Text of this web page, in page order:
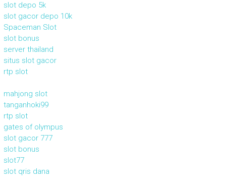
slot depo 5k
slot gacor depo 10k
Spaceman Slot
slot bonus
server thailand
situs slot gacor
rtp slot
mahjong slot
tanganhoki99
rtp slot
gates of olympus
slot gacor 777
slot bonus
slot77
slot qris dana